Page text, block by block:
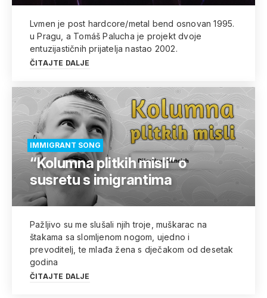
Lvmen je post hardcore/metal bend osnovan 1995.
u Pragu, a Tomáš Palucha je projekt dvoje
entuzijastičnih prijatelja nastao 2002.
ČITAJTE DALJE
IMMIGRANT SONG
“Kolumna plitkih misli” o
susretu s imigrantima
Pažljivo su me slušali njih troje, muškarac na
štakama sa slomljenom nogom, ujedno i
prevoditelj, te mlađa žena s dječakom od desetak
godina
ČITAJTE DALJE